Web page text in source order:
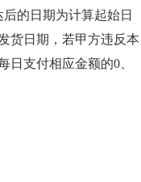
的日期为计算起始日
货日期，若甲方违反本
支付相应金额的0、